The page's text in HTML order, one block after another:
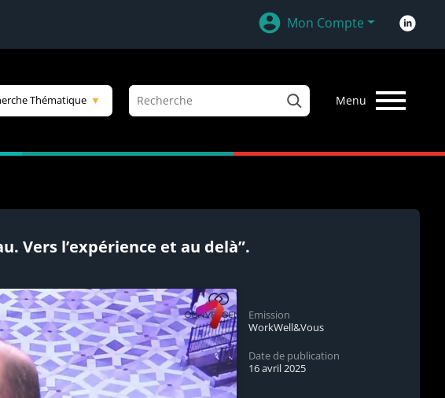
Mon Compte
Thématique ▼
R
e
h
c
e
Menu
Vers l’expérience et au delà”.
Emission
WorkWell&Vous
Date de publication
16 avril 2025